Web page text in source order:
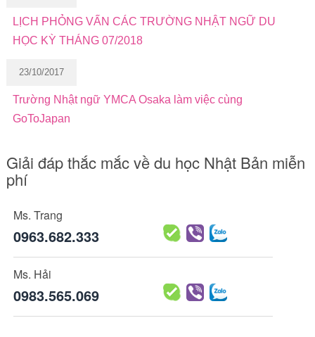
LỊCH PHỎNG VẤN CÁC TRƯỜNG NHẬT NGỮ DU
HỌC KỲ THÁNG 07/2018
23/10/2017
Trường Nhật ngữ YMCA Osaka làm việc cùng
GoToJapan
Giải đáp thắc mắc về du học Nhật Bản miễn
phí
Ms. Trang
0963.682.333
Ms. Hải
0983.565.069